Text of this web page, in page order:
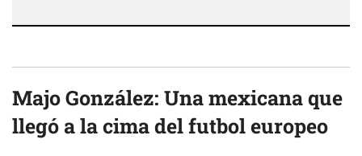
Majo González: Una mexicana que
llegó a la cima del futbol europeo